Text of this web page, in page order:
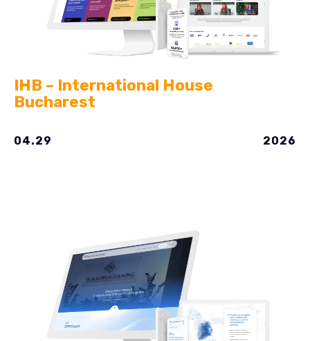
IHB – International House
Bucharest
04.29 2026